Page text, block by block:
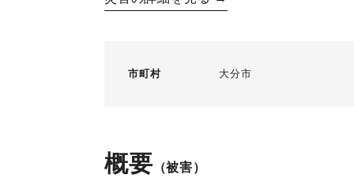
市町村 大分市
概要 （被害）